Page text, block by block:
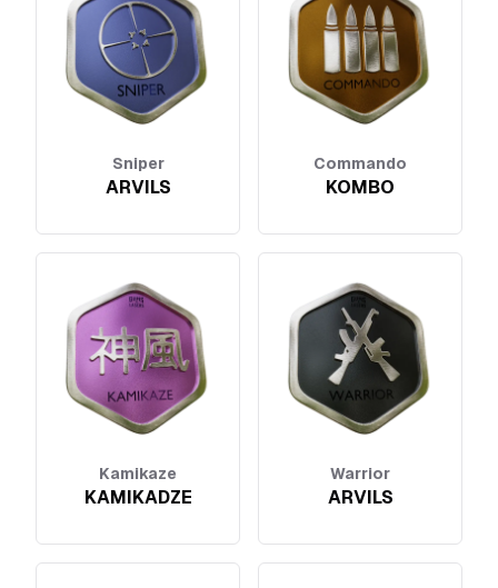
Sniper
ARVILS
Commando
KOMBO
Kamikaze
KAMIKADZE
Warrior
ARVILS